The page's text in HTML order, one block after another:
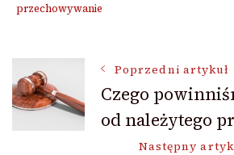
przechowywanie
Nawigacja
wpisu
Poprzedni artykuł
Czego
od należytego
Następny